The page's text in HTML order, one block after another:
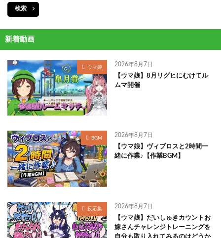
検索
新着動画
ウマ娘 2026年8月7日
【ウマ娘】8月リグヒにむけてル
ムマ開催
BGM 2026年8月7日
【ウマ娘】ヴィブロスと2時間一
緒に作業♪【作業BGM】
反応集 2026年8月7日
【ウマ娘】だいしゅきカウントお
嫁さんチャレンジトレーニングを
自分も取り入れてみるのはどうか